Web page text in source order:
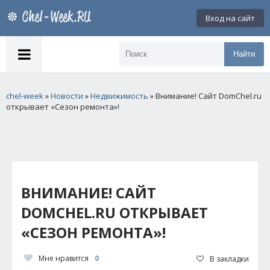
Вход на сайт
Найти
chel-week»Новости »Недвижимость » Внимание! Сайт DomChel.ru
открывает «Сезон ремонта»!
ВНИМАНИЕ! САЙТ
DOMCHEL.RU ОТКРЫВАЕТ
«СЕЗОН РЕМОНТА»!
Мне нравится 0 В закладки